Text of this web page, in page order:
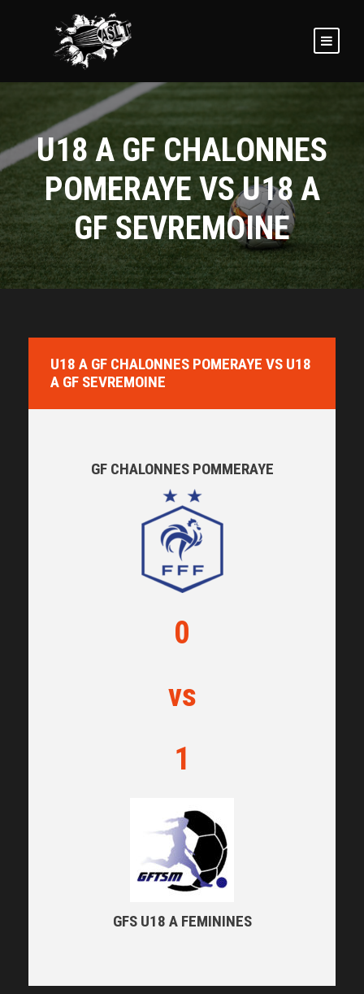
U18 A GF CHALONNES
POMERAYE VS U18 A
GF SEVREMOINE
U18 A GF CHALONNES POMERAYE VS U18
A GF SEVREMOINE
GF CHALONNES POMMERAYE
0
vs
1
GFS U18 A FEMININES